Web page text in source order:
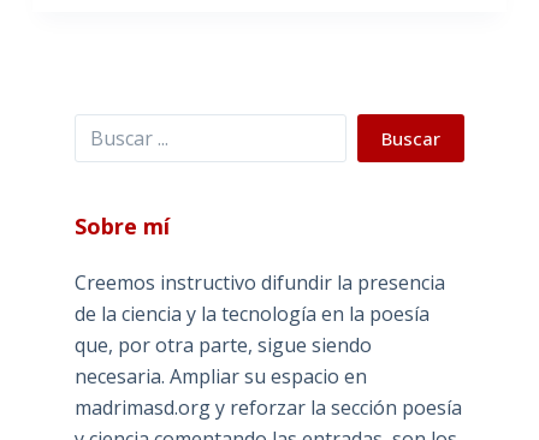
Buscar Buscar
Sobre mí
Creemos instructivo difundir la presencia
de la ciencia y la tecnología en la poesía
que, por otra parte, sigue siendo
necesaria. Ampliar su espacio en
madrimasd.org y reforzar la sección poesía